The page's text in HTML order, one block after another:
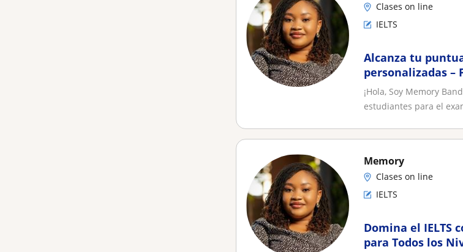
Clases on line
IELTS
Alcanza tu
personalizadas
Banda
¡Hola, Soy Memory
estudiantes para el
Memory
Clases on line
IELTS
Domina el IELTS
para Todos los